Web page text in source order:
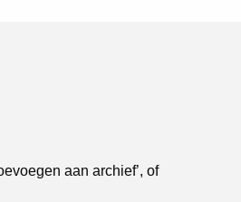
aan archief’, of